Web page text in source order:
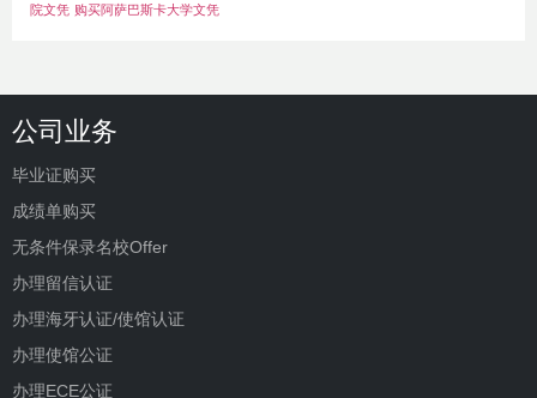
院文凭 购买阿萨巴斯卡大学文凭
公司业务
毕业证购买
成绩单购买
无条件保录名校Offer
办理留信认证
办理海牙认证/使馆认证
办理使馆公证
办理ECE公证